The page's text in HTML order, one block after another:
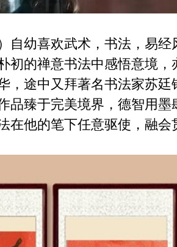
自幼喜欢武术，书法，易
初的禅意书法中感悟意境
，途中又拜著名书法家苏
品臻于完美境界，德智用
在他的笔下任意驱使，融